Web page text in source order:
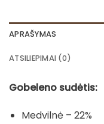
APRAŠYMAS
ATSILIEPIMAI (0)
Gobeleno sudėtis:
Medvilnė – 22%